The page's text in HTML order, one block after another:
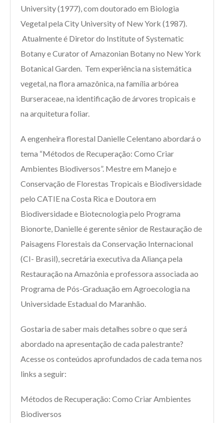
University (1977), com doutorado em Biologia
Vegetal pela City University of New York (1987).
Atualmente é Diretor do Institute of Systematic
Botany e Curator of Amazonian Botany no New York
Botanical Garden. Tem experiência na sistemática
vegetal, na flora amazônica, na família arbórea
Burseraceae, na identificação de árvores tropicais e
na arquitetura foliar.
A engenheira florestal Danielle Celentano abordará o
tema “Métodos de Recuperação: Como Criar
Ambientes Biodiversos”. Mestre em Manejo e
Conservação de Florestas Tropicais e Biodiversidade
pelo CATIE na Costa Rica e Doutora em
Biodiversidade e Biotecnologia pelo Programa
Bionorte, Danielle é gerente sênior de Restauração de
Paisagens Florestais da Conservação Internacional
(CI- Brasil), secretária executiva da Aliança pela
Restauração na Amazônia e professora associada ao
Programa de Pós-Graduação em Agroecologia na
Universidade Estadual do Maranhão.
Gostaria de saber mais detalhes sobre o que será
abordado na apresentação de cada palestrante?
Acesse os conteúdos aprofundados de cada tema nos
links a seguir:
Métodos de Recuperação: Como Criar Ambientes
Biodiversos